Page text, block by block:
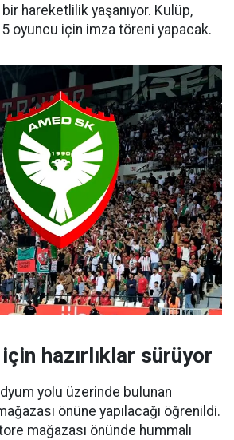
hareketlilik yaşanıyor. Kulüp,
5 oyuncu için imza töreni yapacak.
hazırlıklar sürüyor
yolu üzerinde bulunan
önüne yapılacağı öğrenildi.
mağazası önünde hummalı